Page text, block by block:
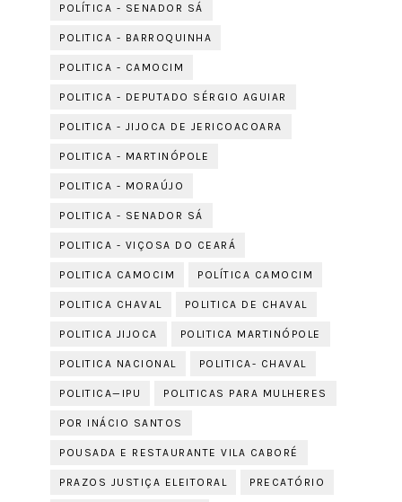
POLÍTICA - SENADOR SÁ
POLITICA - BARROQUINHA
POLITICA - CAMOCIM
POLITICA - DEPUTADO SÉRGIO AGUIAR
POLITICA - JIJOCA DE JERICOACOARA
POLITICA - MARTINÓPOLE
POLITICA - MORAÚJO
POLITICA - SENADOR SÁ
POLITICA - VIÇOSA DO CEARÁ
POLITICA CAMOCIM POLÍTICA CAMOCIM
POLITICA CHAVAL POLITICA DE CHAVAL
POLITICA JIJOCA POLITICA MARTINÓPOLE
POLITICA NACIONAL POLITICA- CHAVAL
POLITICA—IPU POLITICAS PARA MULHERES
POR INÁCIO SANTOS
POUSADA E RESTAURANTE VILA CABORÉ
PRAZOS JUSTIÇA ELEITORAL PRECATÓRIO